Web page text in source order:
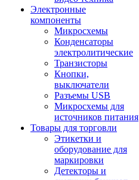
Электронные
компоненты
Микросхемы
Конденсаторы
электролитические
Транзисторы
Кнопки,
выключатели
Разъемы USB
Микросхемы для
источников питания
Товары для торговли
Этикетки и
оборудование для
маркировки
Детекторы и